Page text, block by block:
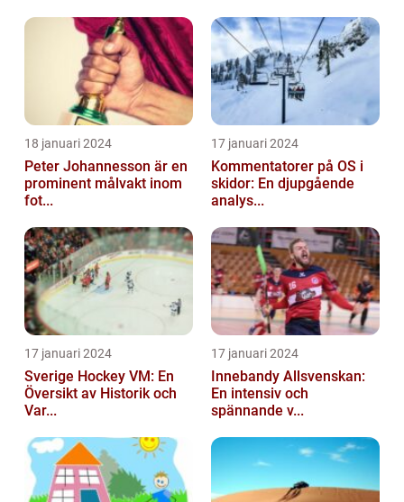
18 januari 2024
Peter Johannesson är en
prominent målvakt inom
fot...
17 januari 2024
Kommentatorer på OS i
skidor: En djupgående
analys...
17 januari 2024
Sverige Hockey VM: En
Översikt av Historik och
Var...
17 januari 2024
Innebandy Allsvenskan:
En intensiv och
spännande v...